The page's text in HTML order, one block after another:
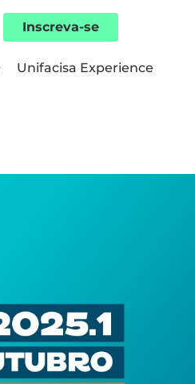
Inscreva-se
Unifacisa Experience